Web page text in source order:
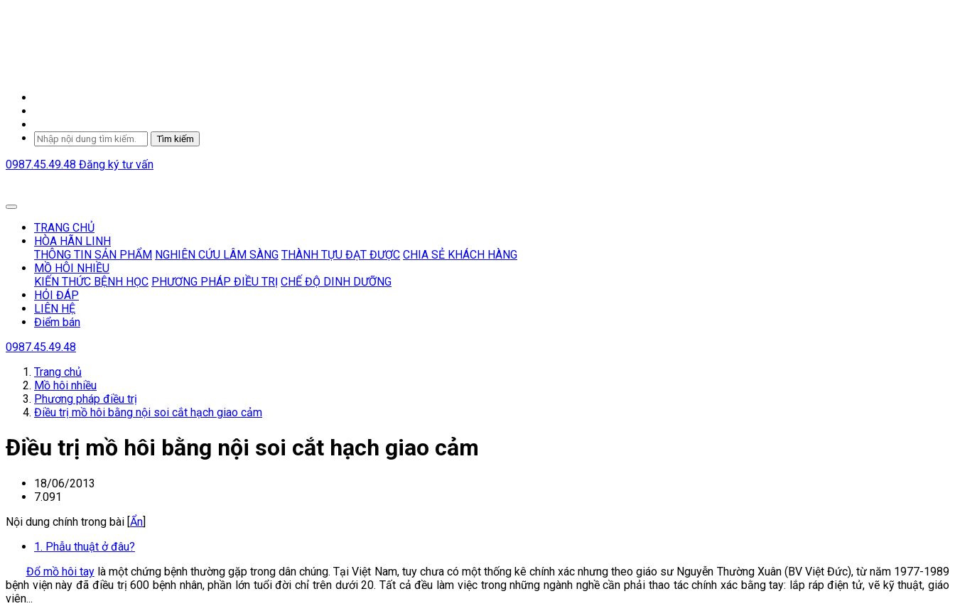
Tìm kiếm
0987.45.49.48 Đăng ký tư vấn
TRANG CHỦ
HÒA HÃN LINH
THÔNG TIN SẢN PHẨM NGHIÊN CỨU LÂM SÀNG THÀNH TỰU ĐẠT ĐƯỢC CHIA SẺ KHÁCH HÀNG
MỒ HÔI NHIỀU
KIẾN THỨC BỆNH HỌC PHƯƠNG PHÁP ĐIỀU TRỊ CHẾ ĐỘ DINH DƯỠNG
HỎI ĐÁP
LIÊN HỆ
Điểm bán
0987.45.49.48
Trang chủ
Mồ hôi nhiều
Phương pháp điều trị
Điều trị mồ hôi bằng nội soi cắt hạch giao cảm
Điều trị mồ hôi bằng nội soi cắt hạch giao cảm
18/06/2013
7.091
Nội dung chính trong bài [Ẩn]
1. Phẫu thuật ở đâu?
Đổ mồ hôi taylà một chứng bệnh thường gặp trong dân chúng. Tại Việt Nam, tuy chưa có một thống kê chính xác nhưng theo giáo sư Nguyễn Thường Xuân (BV Việt Đức), từ năm 1977-1989
bệnh viện này đã điều trị 600 bệnh nhân, phần lớn tuổi đời chỉ trên dưới 20. Tất cả đều làm việc trong những ngành nghề cần phải thao tác chính xác bằng tay: lắp ráp điện tử, vẽ kỹ thuật, giáo
viên...